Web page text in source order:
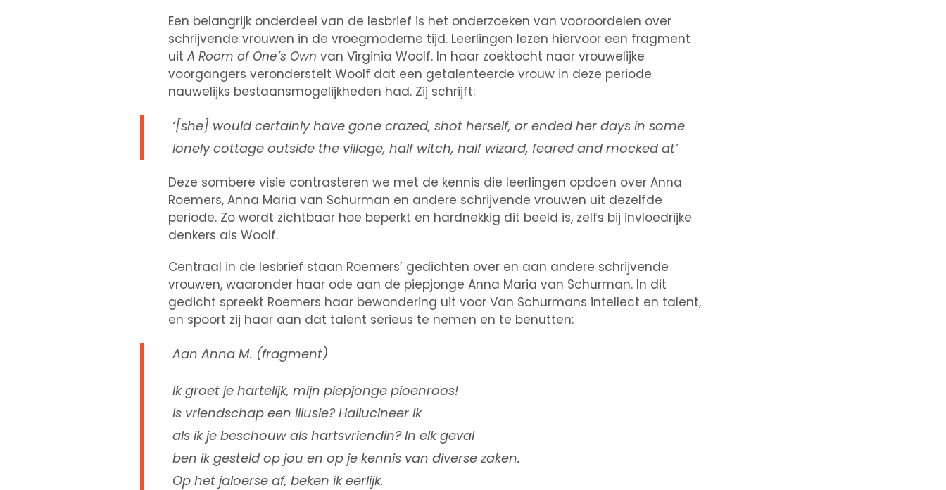
Een belangrijk onderdeel van de lesbrief is het onderzoeken van vooroordelen over
schrijvende vrouwen in de vroegmoderne tijd. Leerlingen lezen hiervoor een fragment
uit A Room of One’s Own van Virginia Woolf. In haar zoektocht naar vrouwelijke
voorgangers veronderstelt Woolf dat een getalenteerde vrouw in deze periode
nauwelijks bestaansmogelijkheden had. Zij schrijft:
‘[she] would certainly have gone crazed, shot herself, or ended her days in some
lonely cottage outside the village, half witch, half wizard, feared and mocked at’
Deze sombere visie contrasteren we met de kennis die leerlingen opdoen over Anna
Roemers, Anna Maria van Schurman en andere schrijvende vrouwen uit dezelfde
periode. Zo wordt zichtbaar hoe beperkt en hardnekkig dit beeld is, zelfs bij invloedrijke
denkers als Woolf.
Centraal in de lesbrief staan Roemers’ gedichten over en aan andere schrijvende
vrouwen, waaronder haar ode aan de piepjonge Anna Maria van Schurman. In dit
gedicht spreekt Roemers haar bewondering uit voor Van Schurmans intellect en talent,
en spoort zij haar aan dat talent serieus te nemen en te benutten:
Aan Anna M. (fragment)
Ik groet je hartelijk, mijn piepjonge pioenroos!
Is vriendschap een illusie? Hallucineer ik
als ik je beschouw als hartsvriendin? In elk geval
ben ik gesteld op jou en op je kennis van diverse zaken.
Op het jaloerse af, beken ik eerlijk.